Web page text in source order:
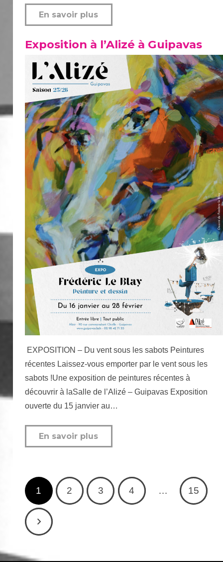
En savoir plus
Exposition à l’Alizé à Guipavas
EXPOSITION – Du vent sous les sabots Peintures
récentes Laissez-vous emporter par le vent sous les
sabots !Une exposition de peintures récentes à
découvrir à laSalle de l’Alizé – Guipavas Exposition
ouverte du 15 janvier au…
En savoir plus
1 2 3 4 … 15